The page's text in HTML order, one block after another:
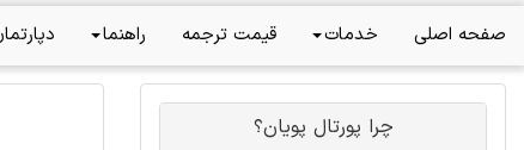
صفحه اصلی خدمات قیمت ترجمه راهنما
چرا پورتال پویان؟